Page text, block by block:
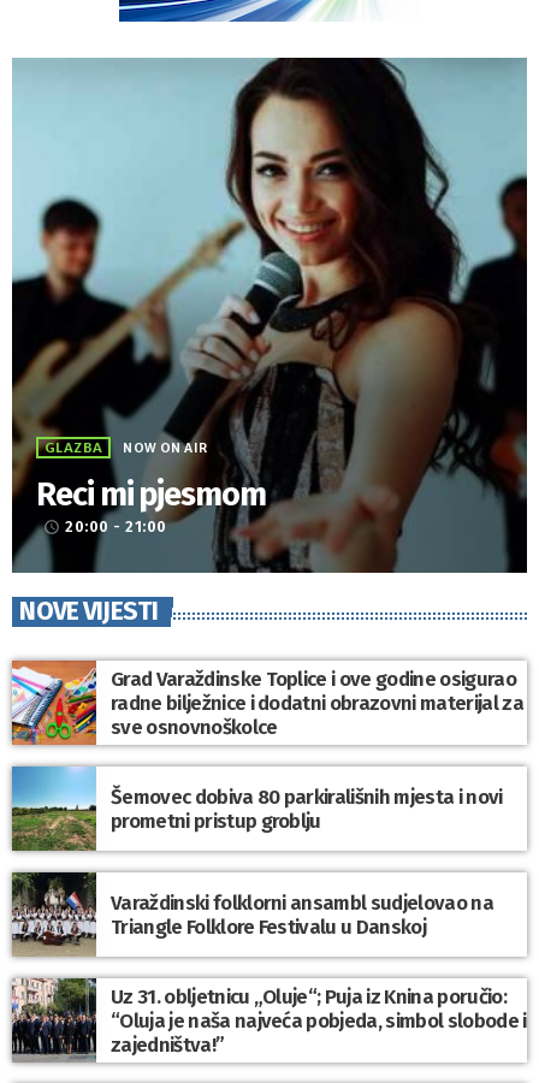
GLAZBA NOW ON AIR
Reci mi pjesmom
access_time 20:00 - 21:00
NOVE VIJESTI
Grad Varaždinske Toplice i ove godine osigurao
radne bilježnice i dodatni obrazovni materijal za
sve osnovnoškolce
Šemovec dobiva 80 parkirališnih mjesta i novi
prometni pristup groblju
Varaždinski folklorni ansambl sudjelovao na
Triangle Folklore Festivalu u Danskoj
Uz 31. obljetnicu „Oluje“; Puja iz Knina poručio:
“Oluja je naša najveća pobjeda, simbol slobode i
zajedništva!”